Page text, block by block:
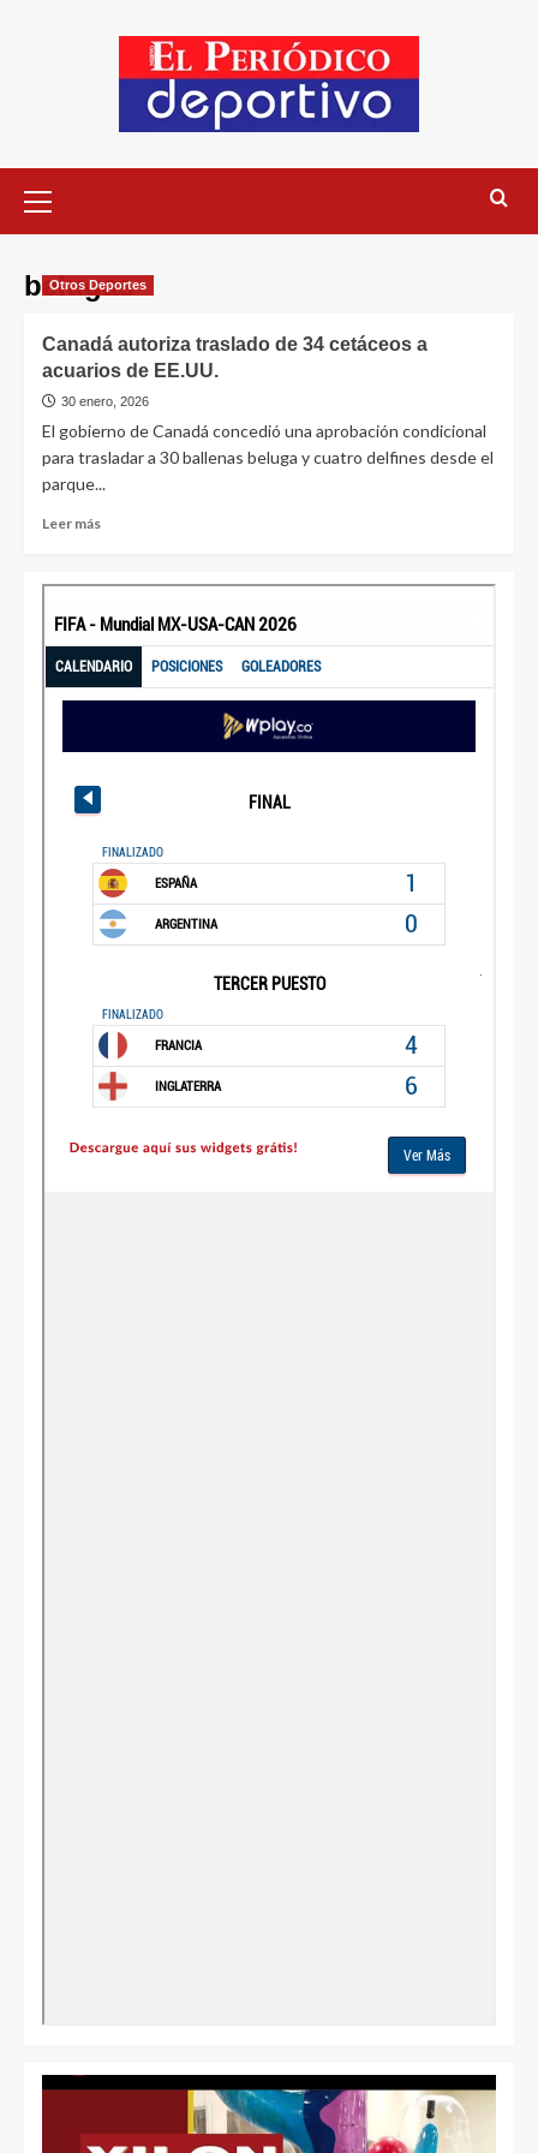
belugas
Otros Deportes
Canadá autoriza traslado de 34 cetáceos a
acuarios de EE.UU.
30 enero, 2026
El gobierno de Canadá concedió una aprobación condicional
para trasladar a 30 ballenas beluga y cuatro delfines desde el
parque...
Leer más